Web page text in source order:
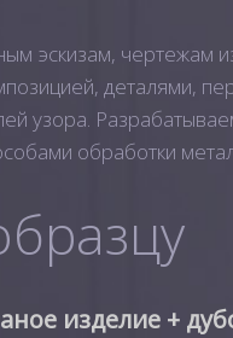
эскизам, чертежам
деталями,
узора.
обработки
изделие +